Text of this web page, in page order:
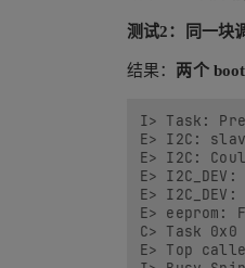
测试2：同一块
结果： 两个
I> Task:
E> I2C:
E> I2C:
E>
E>
E>
C> Task
E> Top